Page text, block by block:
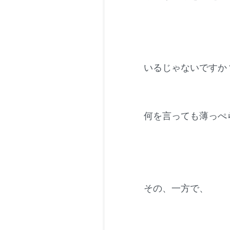
いるじゃないですか
何を言っても薄っぺ
その、一方で、